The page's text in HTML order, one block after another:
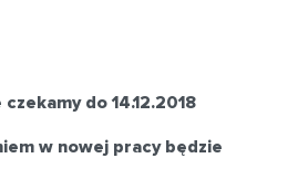
do 14.12.2018
w nowej pracy będzie